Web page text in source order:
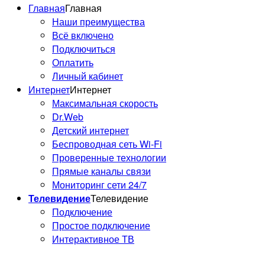
ГлавнаяГлавная
Наши преимущества
Всё включено
Подключиться
Оплатить
Личный кабинет
ИнтернетИнтернет
Максимальная скорость
Dr.Web
Детский интернет
Беспроводная сеть Wi-Fi
Проверенные технологии
Прямые каналы связи
Мониторинг сети 24/7
ТелевидениеТелевидение
Подключение
Простое подключение
Интерактивное ТВ